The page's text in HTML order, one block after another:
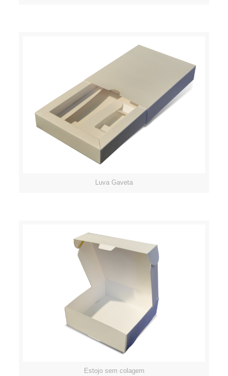
Luva Gaveta
Estojo sem colagem